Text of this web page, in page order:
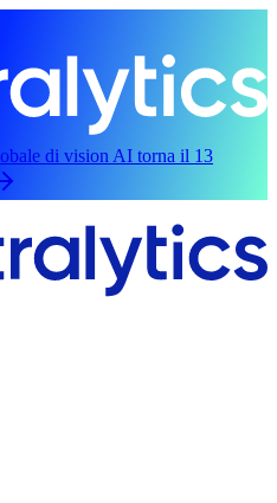
di vision AI torna il 13